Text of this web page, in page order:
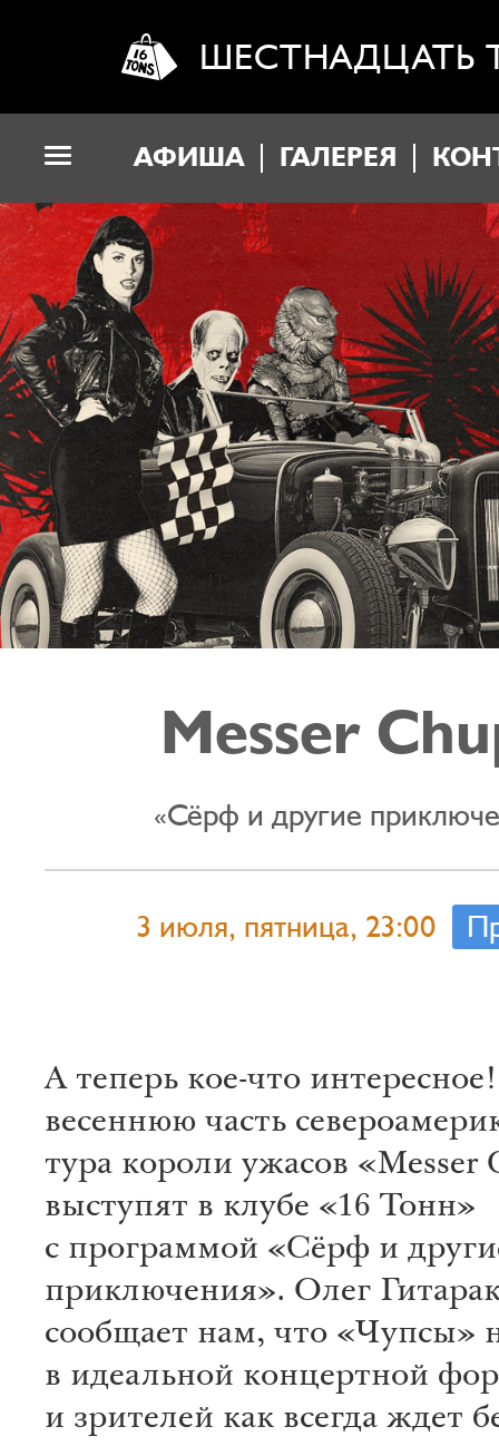
ШЕСТНАДЦАТЬ
АФИША ГАЛЕРЕЯ
Messer
«Сёрф и другие
3 июля, пятница, 23:00
А теперь кое-что
весеннюю часть
тура короли ужасов «Messer
выступят в клубе «16 Тонн»
с программой «Сёрф и
приключения». Олег
сообщает нам, что «Чупсы»
в идеальной концертной
и зрителей как всегда ждет